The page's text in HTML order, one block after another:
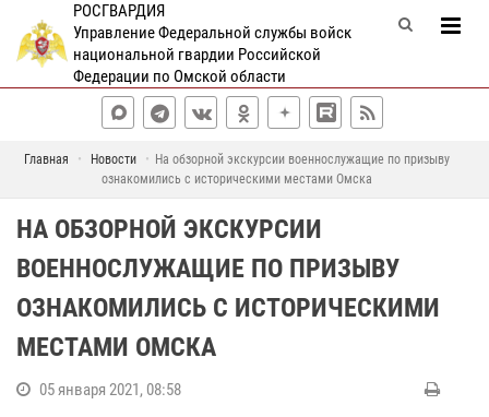
РОСГВАРДИЯ
Управление Федеральной службы войск
национальной гвардии Российской
Федерации по Омской области
Главная Новости
На обзорной экскурсии военнослужащие по призыву
ознакомились с историческими местами Омска
НА ОБЗОРНОЙ ЭКСКУРСИИ
ВОЕННОСЛУЖАЩИЕ ПО ПРИЗЫВУ
ОЗНАКОМИЛИСЬ С ИСТОРИЧЕСКИМИ
МЕСТАМИ ОМСКА
05 января 2021, 08:58